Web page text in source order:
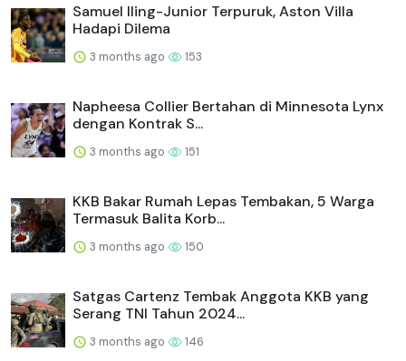
Samuel Iling-Junior Terpuruk, Aston Villa
Hadapi Dilema
3 months ago 153
Napheesa Collier Bertahan di Minnesota Lynx
dengan Kontrak S...
3 months ago 151
KKB Bakar Rumah Lepas Tembakan, 5 Warga
Termasuk Balita Korb...
3 months ago 150
Satgas Cartenz Tembak Anggota KKB yang
Serang TNI Tahun 2024...
3 months ago 146